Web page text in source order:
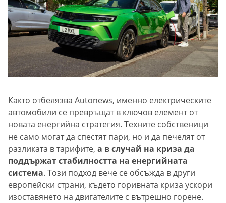
Както отбелязва Autonews, именно електрическите
автомобили се превръщат в ключов елемент от
новата енергийна стратегия. Техните собственици
не само могат да спестят пари, но и да печелят от
разликата в тарифите, а в случай на криза да
поддържат стабилността на енергийната
система. Този подход вече се обсъжда в други
европейски страни, където горивната криза ускори
изоставянето на двигателите с вътрешно горене.